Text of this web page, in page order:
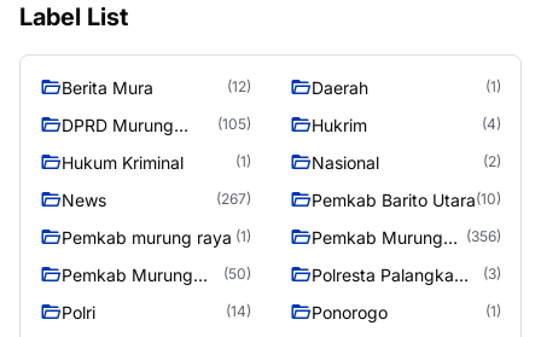
Label List
Berita Mura (12) Daerah (1)
DPRD Murung
(105) Hukrim (4)
Hukum Kriminal (1) Nasional (2)
News (267) Pemkab Barito Utara(10)
Pemkab murung raya (1)
Pemkab Murung
(356)
Pemkab Murung
(50)
Polresta Palangka
(3)
Polri (14) Ponorogo (1)